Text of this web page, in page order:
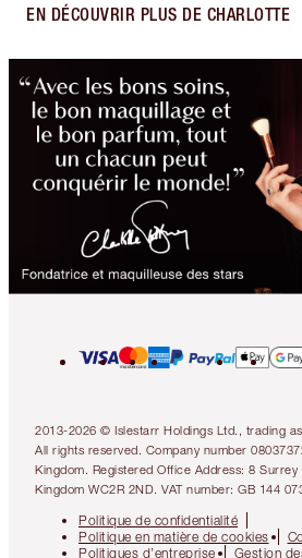
EN DÉCOUVRIR PLUS DE CHARLOTTE
2013-2026 © Islestarr Holdings Ltd., trading
All rights reserved. Company number
Kingdom. Registered Office Address: 8
Kingdom WC2R 2ND. VAT number: GB 144
Politique de confidentialité
Politique en matière de cookies
Politiques d’entreprise
Gestion